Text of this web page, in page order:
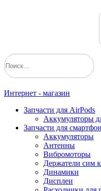
Интернет - магазин
Запчасти для AirPods
Аккумуляторы
Запчасти для
Аккумуляторы
Антенны
Вибромоторы
Держатели сим
Динамики
Дисплеи